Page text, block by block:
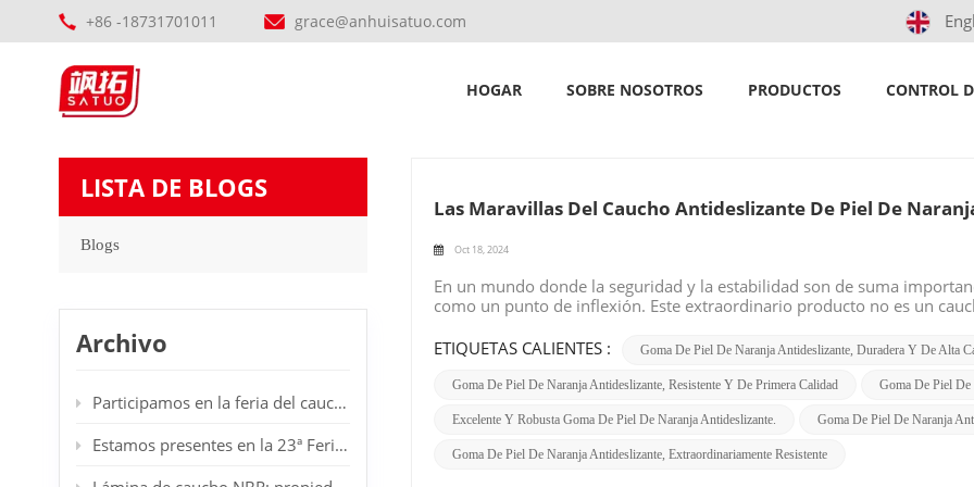
+86 -18731701011 grace@anhuisatuo.com
HOGAR SOBRE NOSOTROS PRODUCTOS CONTROL
Excelente y robusta goma de piel de naranja
Las Maravillas Del Caucho Antideslizante De Piel De
Oct 18, 2024
En un mundo donde la seguridad y la estabilidad son de suma
como un punto de inflexión. Este extraordinario producto no es un
cuidado, utilizando únicamente materiales de la más alta calidad. Su
adicional de tracción, lo que la hace ideal para una amplia gama de
seguridad de su lugar de trabajo, proteger su valioso equipo o
durabilidad. Fabricado para soportar las condiciones más duras,
y otra vez. Otro aspecto impresionante es su versatilidad. Se puede
ETIQUETAS CALIENTES : Goma De Piel De Naranja Antideslizante, Duradera Y De Alta
Goma De Piel De Naranja Antideslizante, Resistente Y De Primera Calidad Goma De Piel De
Excelente Y Robusta Goma De Piel De Naranja Antideslizante. Goma De Piel De Naranja
Goma De Piel De Naranja Antideslizante, Extraordinariamente Resistente
LISTA DE BLOGS
Blogs
Archivo
Participamos en la feria del caucho en Dubái.
Estamos presentes en la 23ª Feria Internacional de Plásticos y Caucho en Düsseldorf, Alemania. Les damos la bienvenida a nuestro stand.